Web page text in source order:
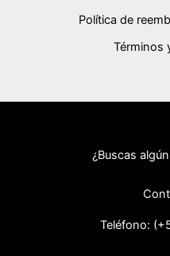
Política de
Términos
¿Buscas
Teléfono: